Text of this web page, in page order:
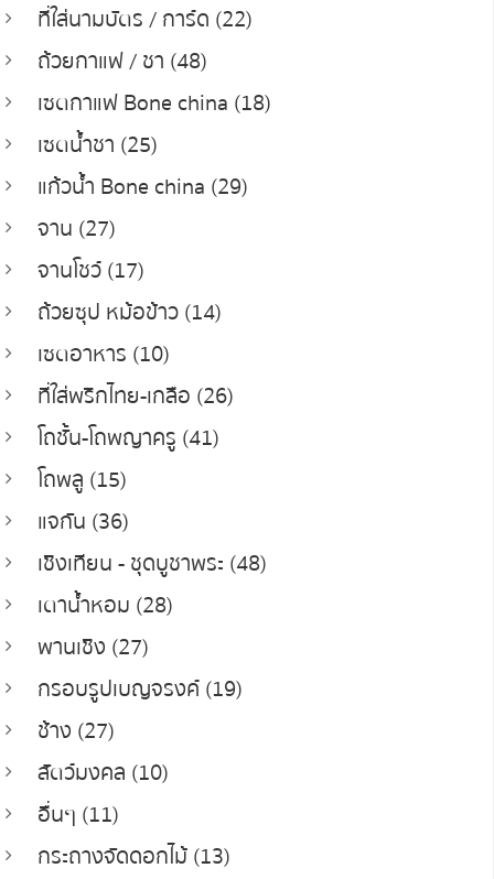
ที่ใส่นามบัตร / การ์ด (22)
ถ้วยกาแฟ / ชา (48)
เซตกาแฟ Bone china (18)
เซตน้ำชา (25)
แก้วน้ำ Bone china (29)
จาน (27)
จานโชว์ (17)
ถ้วยซุป หม้อข้าว (14)
เซตอาหาร (10)
ที่ใส่พริกไทย-เกลือ (26)
โถชั้น-โถพญาครู (41)
โถพลู (15)
แจกัน (36)
เชิงเทียน - ชุดบูชาพระ (48)
เตาน้ำหอม (28)
พานเชิง (27)
กรอบรูปเบญจรงค์ (19)
ช้าง (27)
สัตว์มงคล (10)
อื่นๆ (11)
กระถางจัดดอกไม้ (13)